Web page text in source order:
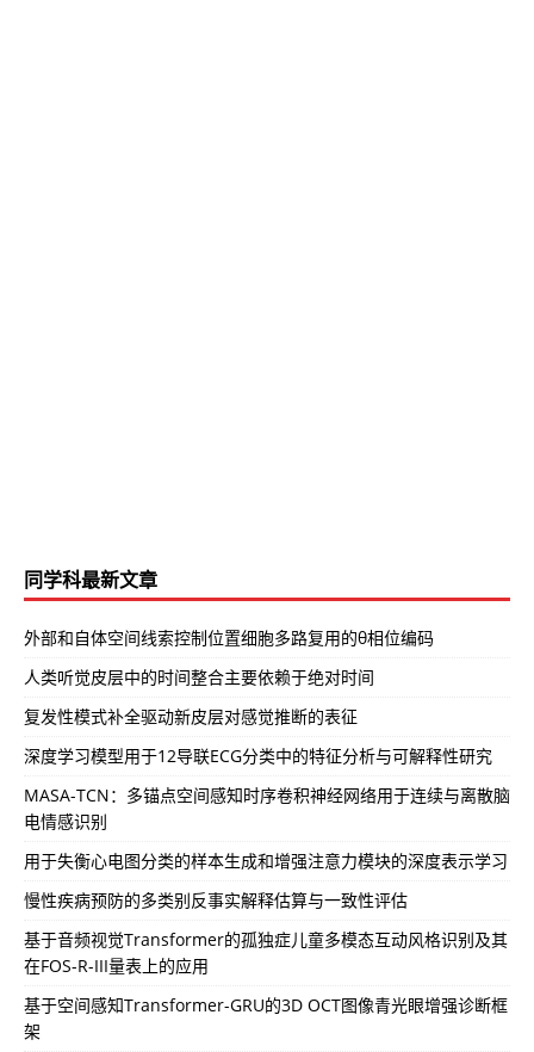
同学科最新文章
外部和自体空间线索控制位置细胞多路复用的θ相位编码
人类听觉皮层中的时间整合主要依赖于绝对时间
复发性模式补全驱动新皮层对感觉推断的表征
深度学习模型用于12导联ECG分类中的特征分析与可解释性研究
MASA-TCN：多锚点空间感知时序卷积神经网络用于连续与离散脑
电情感识别
用于失衡心电图分类的样本生成和增强注意力模块的深度表示学习
慢性疾病预防的多类别反事实解释估算与一致性评估
基于音频视觉Transformer的孤独症儿童多模态互动风格识别及其
在FOS-R-III量表上的应用
基于空间感知Transformer-GRU的3D OCT图像青光眼增强诊断框
架